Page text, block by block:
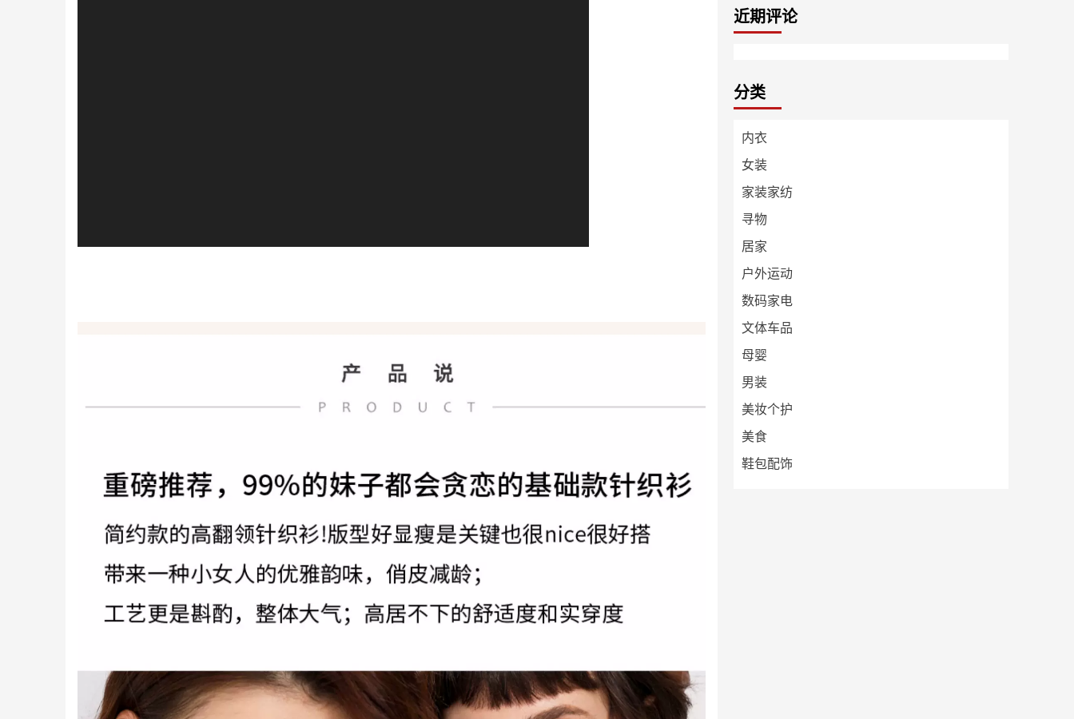
近期评论
分类
内衣
女装
家装家纺
寻物
居家
户外运动
数码家电
文体车品
母婴
男装
美妆个护
美食
鞋包配饰